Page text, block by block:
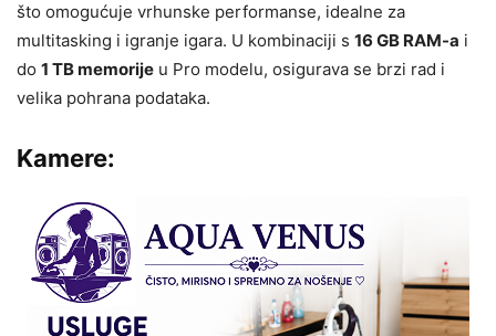
što omogućuje vrhunske performanse, idealne za
multitasking i igranje igara. U kombinaciji s 16 GB RAM-a i
do 1 TB memorije u Pro modelu, osigurava se brzi rad i
velika pohrana podataka.
Kamere: